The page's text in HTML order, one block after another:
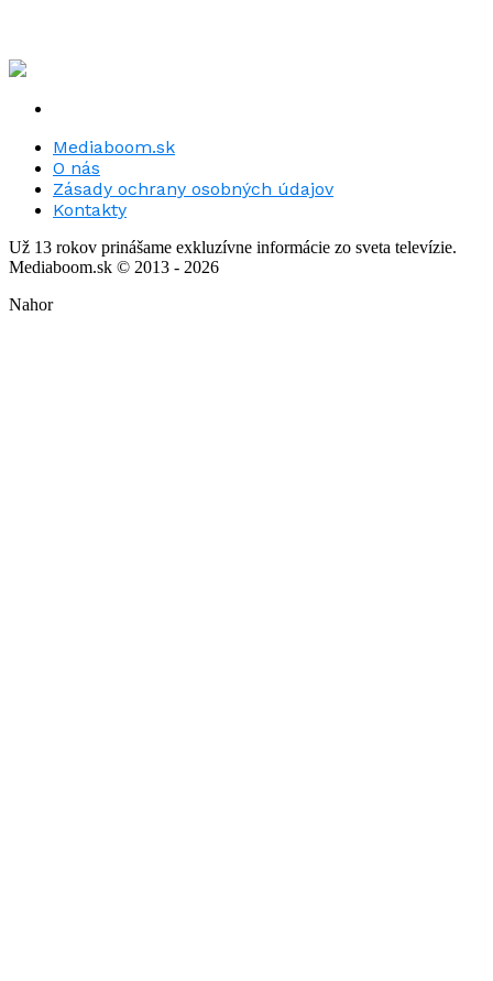
Mediaboom.sk
O nás
Zásady ochrany osobných údajov
Kontakty
Už 13 rokov prinášame exkluzívne informácie zo sveta televízie.
Mediaboom.sk © 2013 - 2026
Nahor